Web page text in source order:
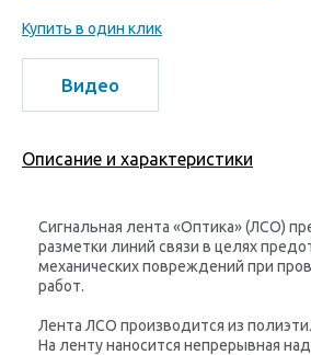
Купить в один клик
Видео
Описание и характеристики
Сигнальная лента «Оптика» (ЛСО)
разметки линий связи в целях
механических повреждений при
работ.
Лента ЛСО производится из
На ленту наносится непрерывная